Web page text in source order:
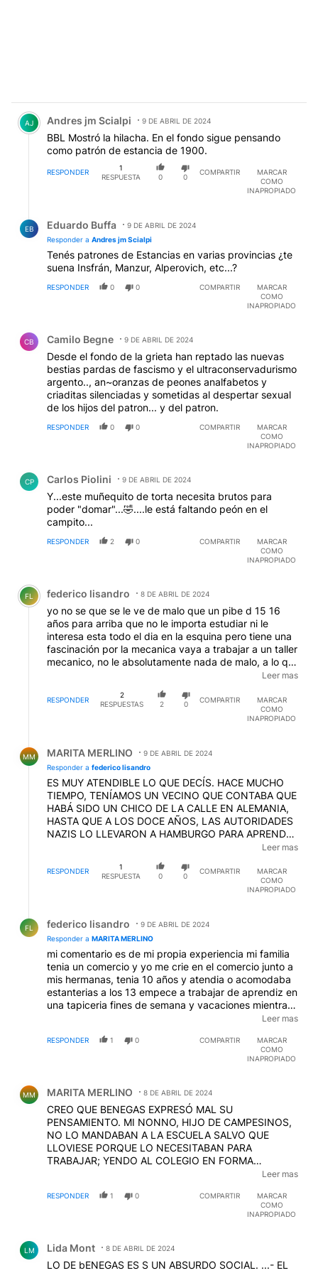
Comentario de Andres jm Scialpi.
AJ Andres jm Scialpi 9 DE ABRIL DE 2024
BBL Mostró la hilacha. En el fondo sigue pensando
como patrón de estancia de 1900.
RESPONDER
1
RESPUESTA
0 0
COMPARTIR
MARCAR
COMO
INAPROPIADO
EB Eduardo Buffa
9 DE ABRIL DE 2024
Responder a Andres jm Scialpi
Tenés patrones de Estancias en varias provincias ¿te
suena Insfrán, Manzur, Alperovich, etc...?
RESPONDER 0 0 COMPARTIR
MARCAR
COMO
INAPROPIADO
CB Camilo Begne 9 DE ABRIL DE 2024
Desde el fondo de la grieta han reptado las nuevas
bestias pardas de fascismo y el ultraconservadurismo
argento.., an~oranzas de peones analfabetos y
criaditas silenciadas y sometidas al despertar sexual
de los hijos del patron... y del patron.
RESPONDER 0 0 COMPARTIR
MARCAR
COMO
INAPROPIADO
CP Carlos Piolini 9 DE ABRIL DE 2024
Y...este muñequito de torta necesita brutos para
poder "domar"...🤣....le está faltando peón en el
campito...
RESPONDER 2 0 COMPARTIR
MARCAR
COMO
INAPROPIADO
Comentario de federico lisandro.
FL federico lisandro 8 DE ABRIL DE 2024
yo no se que se le ve de malo que un pibe d 15 16
años para arriba que no le importa estudiar ni le
interesa esta todo el dia en la esquina pero tiene una
fascinación por la mecanica vaya a trabajar a un taller
mecanico, no le absolutamente nada de malo, a lo que
si le veo un problema es que se obligue a un pibe de
16 años a terminar en secundario sin haber aprendido
nada y al que le entregan el titulo solo por que los
pibes tienen que estar en la escuela, tampoco
acompañando a sus padres , no le veo problema
Leer mas
RESPONDER
2
RESPUESTAS
2 0
COMPARTIR
MARCAR
COMO
INAPROPIADO
MM MARITA MERLINO
9 DE ABRIL DE 2024
Responder a federico lisandro
ES MUY ATENDIBLE LO QUE DECÍS. HACE MUCHO
TIEMPO, TENÍAMOS UN VECINO QUE CONTABA QUE
HABÁ SIDO UN CHICO DE LA CALLE EN ALEMANIA,
HASTA QUE A LOS DOCE AÑOS, LAS AUTORIDADES
NAZIS LO LLEVARON A HAMBURGO PARA APRENDER
EL OFICIO Y TRABAJAR EN LOS ASTILLEROS YA QUE
SE HABÍA PUESTO EN MARCHA LA MAQUINARIA
ARMAMENTÍSTICA PARA LA GUERRA QUE ERA
INMINENTE. BUENO, PASÓ EL TIEMPO Y LUEGO DE
SUYO, UN TIPO CAPAZ DE SACAR UNA MATRIZ DE
UN FIERRO VIEJO. OBVIAMENTE HIZO SU VIDA
JUNTO A LA INDUSTRIA ARGENTINA QUE, EN ESE
MOMENTO REQUERÍA MANO DE OBRA ARCHI
CALIFICADA.
Leer mas
RESPONDER
1
RESPUESTA
0 0
COMPARTIR
MARCAR
COMO
INAPROPIADO
FL federico lisandro
9 DE ABRIL DE 2024
Responder a MARITA MERLINO
mi comentario es de mi propia experiencia mi familia
tenia un comercio y yo me crie en el comercio junto a
mis hermanas, tenia 10 años y atendia o acomodaba
estanterias a los 13 empece a trabajar de aprendiz en
una tapiceria fines de semana y vacaciones mientras
trabajando , pase de la tapiceria a la construccion y a
los 24 compre mi casa , el trabajo no tiene que ser
los 90 muchos de mis compañeros de la escuela que
eran pesimos abandonaban y iban a trabajar mi vieja
siempre me dijo, "en esta casa no se crian vagos"
Leer mas
RESPONDER 1 0 COMPARTIR
MARCAR
COMO
INAPROPIADO
MM MARITA MERLINO 8 DE ABRIL DE 2024
CREO QUE BENEGAS EXPRESÓ MAL SU
PENSAMIENTO. MI NONNO, HIJO DE CAMPESINOS,
NO LO MANDABAN A LA ESCUELA SALVO QUE
LLOVIESE PORQUE LO NECESITABAN PARA
TRABAJAR; YENDO AL COLEGIO EN FORMA
SALTEADA DURANTE SEIS MESES, APRENDIÓ A
MULTIPLICAR Y DIVIDIR, NO. ES AHÍ CUANDO
APARECIÓ UNA LEY QUE EL QUE NO MANDABA SUS
AQUÍ EN ARGENTINA Y ADEMÁS...LA LECTURA ES
UN REFUGIO. NO OLVIDO LA FIGURA DE MI ABUELO
Leer mas
RESPONDER 1 0 COMPARTIR
MARCAR
COMO
INAPROPIADO
LM Lida Mont 8 DE ABRIL DE 2024
LO DE bENEGAS ES S UN ABSURDO SOCIAL. ...- EL